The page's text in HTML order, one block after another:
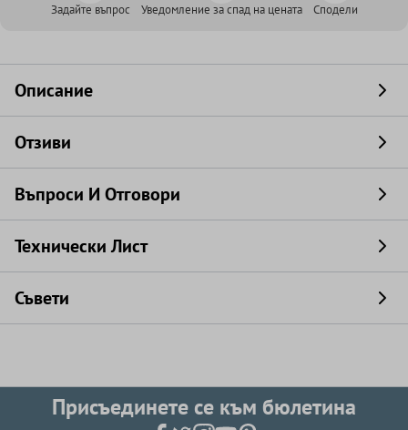
Задайте въпрос Уведомление за спад на цената Сподели
Описание
Отзиви
Въпроси И Отговори
Технически Лист
Съвети
Присъединете се към бюлетина